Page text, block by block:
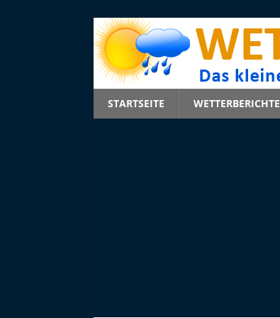
STARTSEITE WETTERBERICHTE